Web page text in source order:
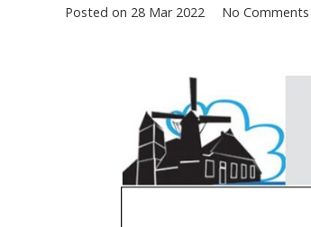
Posted on 28 Mar 2022 No Comments